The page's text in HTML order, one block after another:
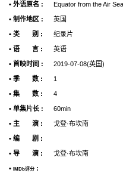
• 外语原名 : Equator from the Air
• 制作地区 : 英国
• 类 别 : 纪录片
• 语 言 : 英语
• 首映时间 : 2019-07-08(英国)
• 季 数 : 1
• 集 数 : 4
• 单集片长 : 60min
• 主 演 : 戈登·布坎南
• 编 剧 :
• 导 演 : 戈登·布坎南
• IMDb评分 :